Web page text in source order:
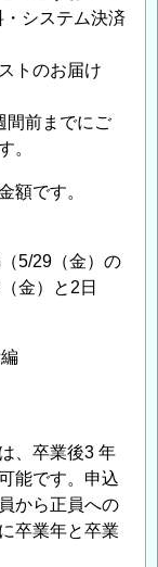
システム決済
トのお届け
間前までにご
。
額です。
5/29（金）の
金）と2日
、卒業後3 年
能です。申込
から正員への
卒業年と卒業